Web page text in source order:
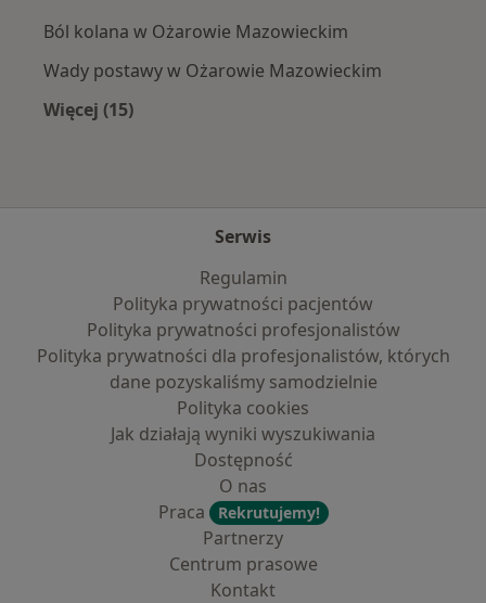
Ból kolana w Ożarowie Mazowieckim
Wady postawy w Ożarowie Mazowieckim
Więcej (15)
Serwis
Regulamin
Polityka prywatności pacjentów
Polityka prywatności profesjonalistów
Polityka prywatności dla profesjonalistów, których
dane pozyskaliśmy samodzielnie
Polityka cookies
Jak działają wyniki wyszukiwania
Dostępność
O nas
Praca
Rekrutujemy!
Partnerzy
Centrum prasowe
Kontakt